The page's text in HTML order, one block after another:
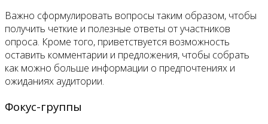
Важно сформулировать вопросы таким образом, чтобы
получить четкие и полезные ответы от участников
опроса. Кроме того, приветствуется возможность
оставить комментарии и предложения, чтобы собрать
как можно больше информации о предпочтениях и
ожиданиях аудитории.
Фокус-группы